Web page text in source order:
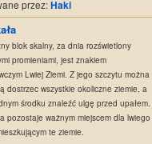
przez:Haki
blok skalny, za dnia rozświetlony
promieniami, jest znakiem
Lwiej Ziemi. Z jego szczytu można
dostrzec wszystkie okoliczne ziemie, a
środku znaleźć ulgę przed upałem.
pozostaje ważnym miejscem dla lwiego
te ziemie.